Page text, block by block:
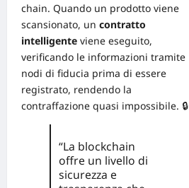
chain. Quando un prodotto viene
scansionato, un contratto
intelligente viene eseguito,
verificando le informazioni tramite
nodi di fiducia prima di essere
registrato, rendendo la
contraffazione quasi impossibile. 🔒
“La blockchain
offre un livello di
sicurezza e